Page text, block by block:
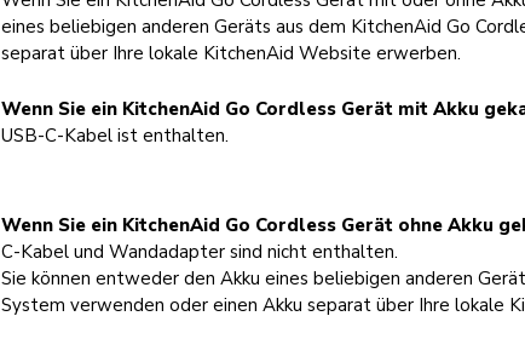
eines beliebigen anderen Geräts aus dem KitchenAid Go
separat über Ihre lokale KitchenAid Website erwerben.
Wenn Sie ein KitchenAid Go Cordless Gerät mit Akku
USB-C-Kabel ist enthalten.
Wenn Sie ein KitchenAid Go Cordless Gerät ohne Akku
C-Kabel und Wandadapter sind nicht enthalten.
Sie können entweder den Akku eines beliebigen anderen
System verwenden oder einen Akku separat über Ihre lokale